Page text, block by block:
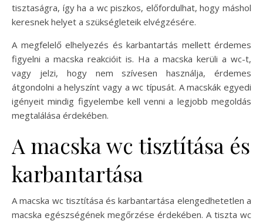
tisztaságra, így ha a wc piszkos, előfordulhat, hogy máshol
keresnek helyet a szükségleteik elvégzésére.
A megfelelő elhelyezés és karbantartás mellett érdemes
figyelni a macska reakcióit is. Ha a macska kerüli a wc-t,
vagy jelzi, hogy nem szívesen használja, érdemes
átgondolni a helyszínt vagy a wc típusát. A macskák egyedi
igényeit mindig figyelembe kell venni a legjobb megoldás
megtalálása érdekében.
A macska wc tisztítása és
karbantartása
A macska wc tisztítása és karbantartása elengedhetetlen a
macska egészségének megőrzése érdekében. A tiszta wc